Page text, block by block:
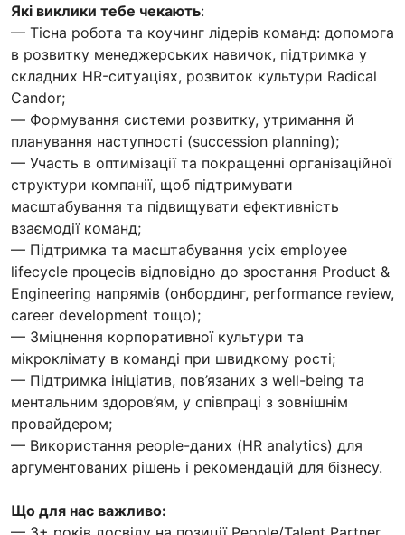
Які виклики тебе чекають:
— Тісна робота та коучинг лідерів команд: допомога
в розвитку менеджерських навичок, підтримка у
складних HR-ситуаціях, розвиток культури Radical
Candor;
— Формування системи розвитку, утримання й
планування наступності (succession planning);
— Участь в оптимізації та покращенні організаційної
структури компанії, щоб підтримувати
масштабування та підвищувати ефективність
взаємодії команд;
— Підтримка та масштабування усіх employee
lifecycle процесів відповідно до зростання Product &
Engineering напрямів (онбординг, performance review,
career development тощо);
— Зміцнення корпоративної культури та
мікроклімату в команді при швидкому рості;
— Підтримка ініціатив, пов’язаних з well-being та
ментальним здоров’ям, у співпраці з зовнішнім
провайдером;
— Використання people-даних (HR analytics) для
аргументованих рішень і рекомендацій для бізнесу.
Що для нас важливо: